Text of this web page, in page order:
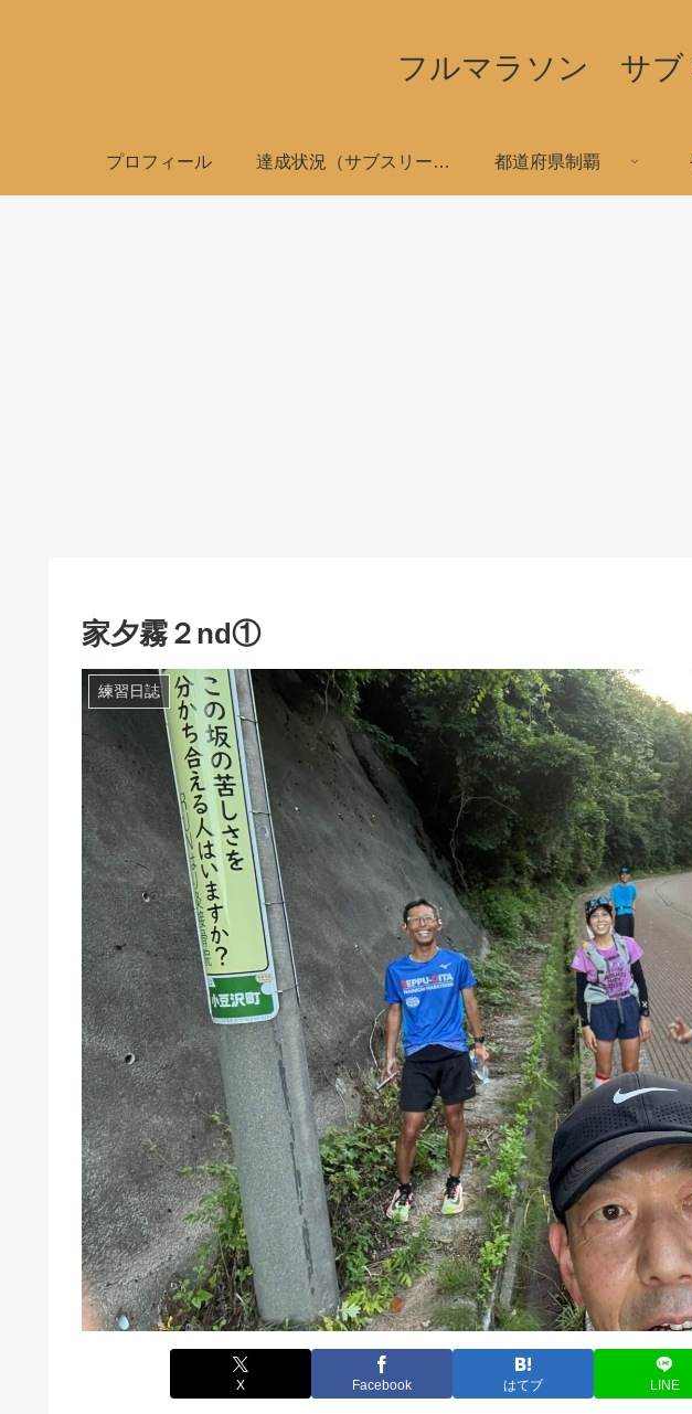
フルマラソン サブ
プロフィール 達成状況（サブスリーで全国制覇） 都道府県制覇
家夕霧２nd①
練習日誌
X Facebook はてブ LINE